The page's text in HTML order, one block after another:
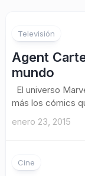
Televisión
Agent
mundo
El universo
más los cómics
enero 23, 2015
Cine